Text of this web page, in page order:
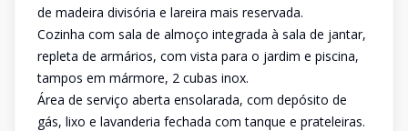
de madeira divisória e lareira mais reservada.
Cozinha com sala de almoço integrada à sala de jantar,
repleta de armários, com vista para o jardim e piscina,
tampos em mármore, 2 cubas inox.
Área de serviço aberta ensolarada, com depósito de
gás, lixo e lavanderia fechada com tanque e prateleiras.